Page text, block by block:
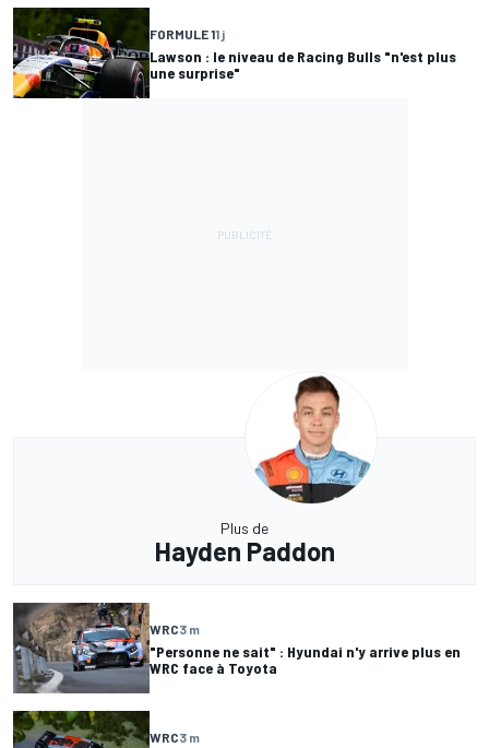
FORMULE 11 j
Lawson : le niveau de Racing Bulls "n'est plus
une surprise"
Plus de
Hayden Paddon
WRC3 m
"Personne ne sait" : Hyundai n'y arrive plus en
WRC face à Toyota
WRC3 m